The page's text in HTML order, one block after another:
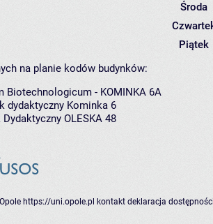
Środa
Piątek
na planie kodów budynków:
Biotechnologicum - KOMINKA 6A
dydaktyczny Kominka 6
Dydaktyczny OLESKA 48
https://uni.opole.pl kontakt deklaracja